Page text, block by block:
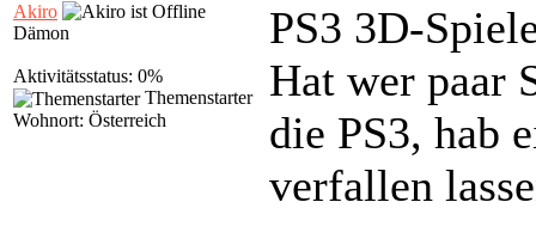
Akiro
Dämon
Aktivitätsstatus: 0%
Themenstarter
Wohnort: Österreich
PS3 3D-
Hat wer paar
die PS3, hab
verfallen